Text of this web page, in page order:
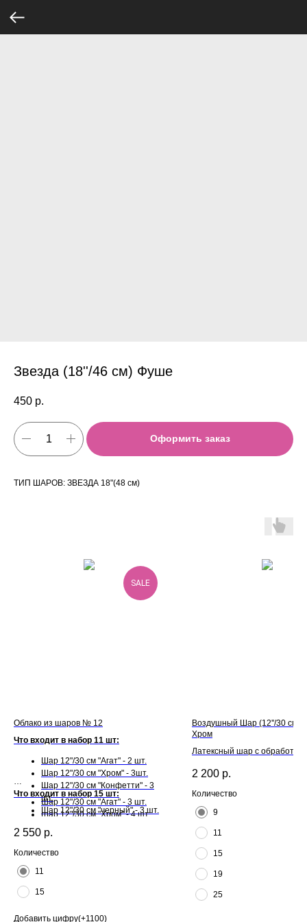
Звезда (18''/46 см) Фуше
450 р.
Оформить заказ
ТИП ШАРОВ: ЗВЕЗДА 18"(48 см)
SALE
Облако из шаров № 12
Что входит в набор 11 шт:
Шар 12"/30 см "Агат" - 2 шт.
Шар 12"/30 см "Хром" - 3шт.
Шар 12"/30 см "Конфетти" - 3
шт.
Шар 12"/30 см "черный" - 3 шт.
Что входит в набор 15 шт:
Шар 12"/30 см "Агат" - 3 шт.
Шар 12"/30 см "Хром" - 4 шт.
шт.
Шар 12"/30 см "черный" - 4 шт.
2 550 р.
Количество
11
15
Добавить цифру(+1100)
Воздушный Шар (12''/30 см)
Хром
Латексный шар с
2 200 р.
Количество
9
11
15
19
25